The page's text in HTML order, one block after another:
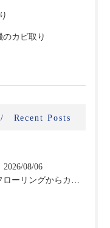
カビ取り
Recent Posts
2026/08/06